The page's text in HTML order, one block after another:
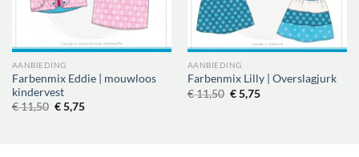
AANBIEDING
Farbenmix Eddie | mouwloos
kindervest
€11,50 Oorspronkelijke
prijs
€5,75Huidige
AANBIEDING
Farbenmix Lilly | Overslagjurk
€11,50 Oorspronkelijke
prijs
€5,75Huidige